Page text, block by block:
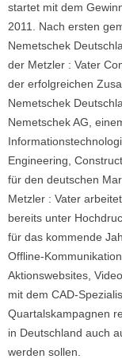
startet mit dem
2011. Nach ersten
Nemetschek
der Metzler : Vater
der erfolgreichen
Nemetschek
Nemetschek AG,
Engineering,
für den deutschen
Metzler : Vater
bereits unter
für das kommende
Offline-
Aktionswebsites,
mit dem CAD-
Quartalskampagnen
in Deutschland auch
werden sollen.